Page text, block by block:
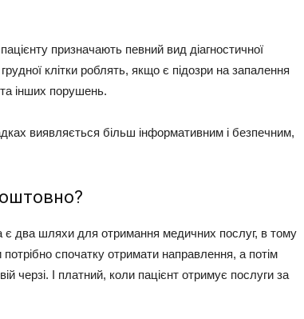
призначають певний вид діагностичної
клітки роблять, якщо є підозри на запалення
та інших порушень.
виявляється більш інформативним і безпечним,
є два шляхи для отримання медичних послуг, в тому
спочатку отримати направлення, а потім
черзі. І платний, коли пацієнт отримує послуги за